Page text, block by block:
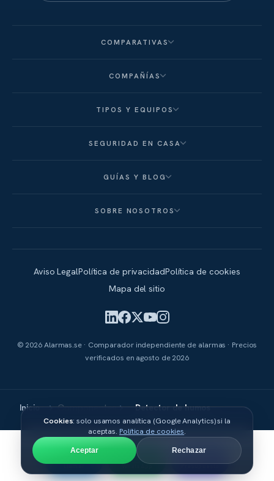
COMPARATIVAS
COMPAÑÍAS
TIPOS Y EQUIPOS
SEGURIDAD EN CASA
GUÍAS Y BLOG
SOBRE NOSOTROS
Aviso LegalPolítica de privacidadPolítica de cookies
Mapa del sitio
© 2026 Alarmas.se · Comparador independiente de alarmas · Precios
verificados en agosto de 2026
Inicio Componentes Detector de humos
Cookies: solo usamos analítica (Google Analytics) si la
aceptas. Política de cookies.
Aceptar Rechazar
Llamar WhatsApp Presupuesto